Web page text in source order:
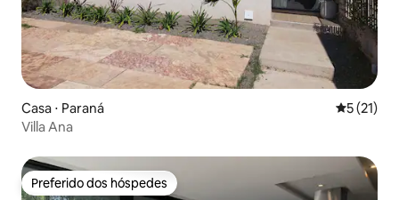
Casa ⋅ Paraná 5 de uma
5 (21)
Villa Ana
Preferido dos hóspedes
Preferido dos hóspedes